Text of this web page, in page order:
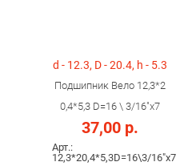
d - 12.3, D - 20.4, h - 5.3
Подшипник Вело 12,3*2
0,4*5,3 D=16 \ 3/16"х7
37,00 р.
Арт.:
12,3*20,4*5,3D=16\3/16"х7